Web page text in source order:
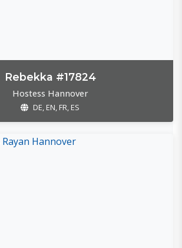
Rebekka #17824
Hostess Hannover
DE, EN, FR, ES